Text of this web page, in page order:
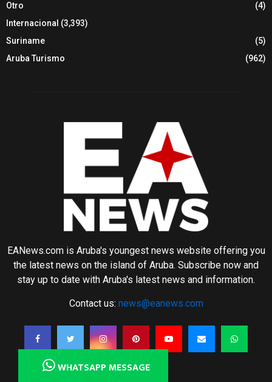
Otro
(4)
Internacional (3,393)
Suriname
(5)
Aruba Turismo
(962)
EANews.com is Aruba's youngest news website offering you
the latest news on the island of Aruba. Subscribe now and
stay up to date with Aruba's latest news and information.
Contact us: news@eanews.com
WHATSAPP MESSAGE